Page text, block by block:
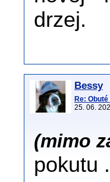
drzej.
Bessy
Re:
25. 06.
(mimo
pokutu